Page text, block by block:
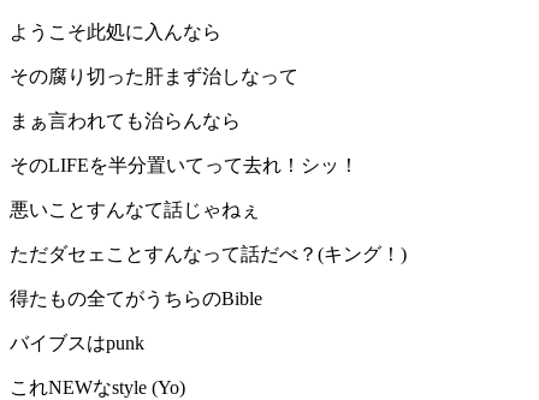
ようこそ此処に入んなら
その腐り切った肝まず治しなって
まぁ言われても治らんなら
そのLIFEを半分置いてって去れ！シッ！
悪いことすんなて話じゃねぇ
ただダセェことすんなって話だべ？(キング！)
得たもの全てがうちらのBible
バイブスはpunk
これNEWなstyle (Yo)